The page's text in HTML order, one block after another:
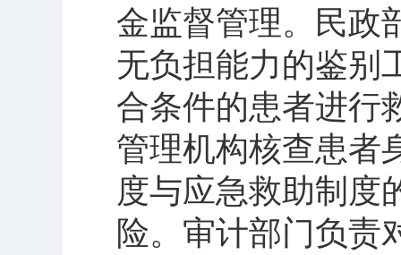
金监督管理。民政
无负担能力的鉴别
合条件的患者进行
管理机构核查患者
度与应急救助制度
险。审计部门负责